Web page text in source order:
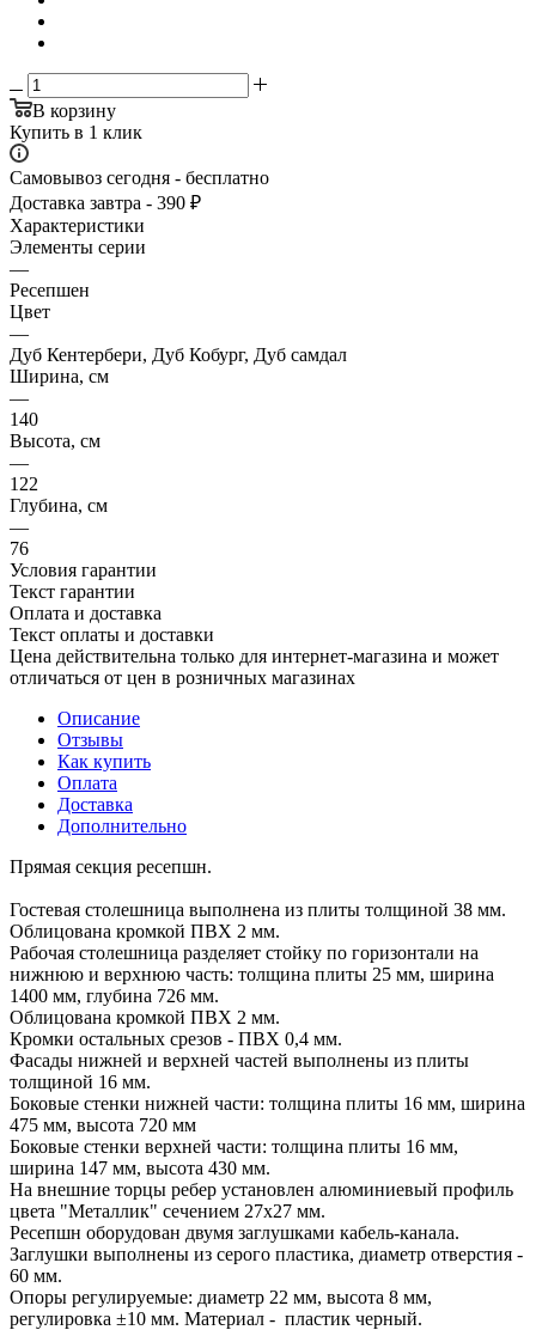
В корзину
Купить в 1 клик
Самовывоз сегодня - бесплатно
Доставка завтра - 390 ₽
Характеристики
Элементы серии
—
Ресепшен
Цвет
—
Дуб Кентербери, Дуб Кобург, Дуб самдал
Ширина, см
—
140
Высота, см
—
122
Глубина, см
—
76
Условия гарантии
Текст гарантии
Оплата и доставка
Текст оплаты и доставки
Цена действительна только для интернет-магазина и может
отличаться от цен в розничных магазинах
Описание
Отзывы
Как купить
Оплата
Доставка
Дополнительно
Прямая секция ресепшн.
Гостевая столешница выполнена из плиты толщиной 38 мм.
Облицована кромкой ПВХ 2 мм.
Рабочая столешница разделяет стойку по горизонтали на
нижнюю и верхнюю часть: толщина плиты 25 мм, ширина
1400 мм, глубина 726 мм.
Облицована кромкой ПВХ 2 мм.
Кромки остальных срезов - ПВХ 0,4 мм.
Фасады нижней и верхней частей выполнены из плиты
толщиной 16 мм.
Боковые стенки нижней части: толщина плиты 16 мм, ширина
475 мм, высота 720 мм
Боковые стенки верхней части: толщина плиты 16 мм,
ширина 147 мм, высота 430 мм.
На внешние торцы ребер установлен алюминиевый профиль
цвета "Металлик" сечением 27х27 мм.
Ресепшн оборудован двумя заглушками кабель-канала.
Заглушки выполнены из серого пластика, диаметр отверстия -
60 мм.
Опоры регулируемые: диаметр 22 мм, высота 8 мм,
регулировка ±10 мм. Материал - пластик черный.